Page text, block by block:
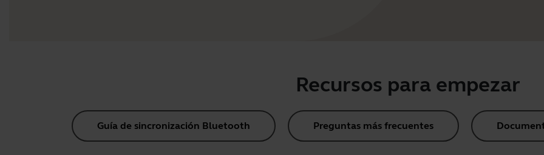
Recursos para empezar
Guía de sincronización Bluetooth Preguntas más frecuentes